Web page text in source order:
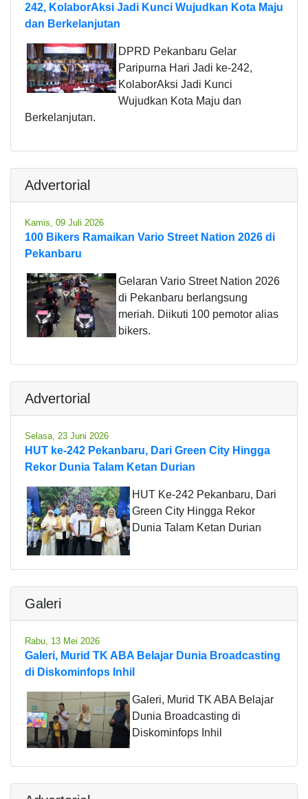
242, KolaborAksi Jadi Kunci Wujudkan Kota Maju
dan Berkelanjutan
DPRD Pekanbaru Gelar
Paripurna Hari Jadi ke-242,
KolaborAksi Jadi Kunci
Wujudkan Kota Maju dan
Berkelanjutan.
Advertorial
Kamis, 09 Juli 2026
100 Bikers Ramaikan Vario Street Nation 2026 di
Pekanbaru
Gelaran Vario Street Nation 2026
di Pekanbaru berlangsung
meriah. Diikuti 100 pemotor alias
bikers.
Advertorial
Selasa, 23 Juni 2026
HUT ke-242 Pekanbaru, Dari Green City Hingga
Rekor Dunia Talam Ketan Durian
HUT Ke-242 Pekanbaru, Dari
Green City Hingga Rekor
Dunia Talam Ketan Durian
Galeri
Rabu, 13 Mei 2026
Galeri, Murid TK ABA Belajar Dunia Broadcasting
di Diskominfops Inhil
Galeri, Murid TK ABA Belajar
Dunia Broadcasting di
Diskominfops Inhil